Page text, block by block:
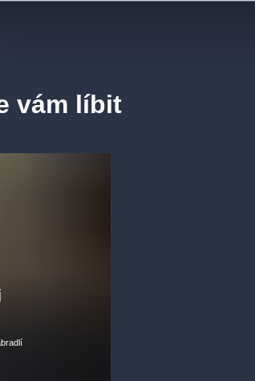
vám líbit